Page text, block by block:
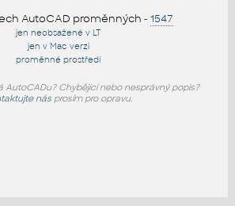
AutoCAD proměnných - 1547
jen neobsažené v LT
jen v Mac verzi
proměnné prostředí
AutoCADu? Chybějící nebo nesprávný popis?
násprosím pro opravu.